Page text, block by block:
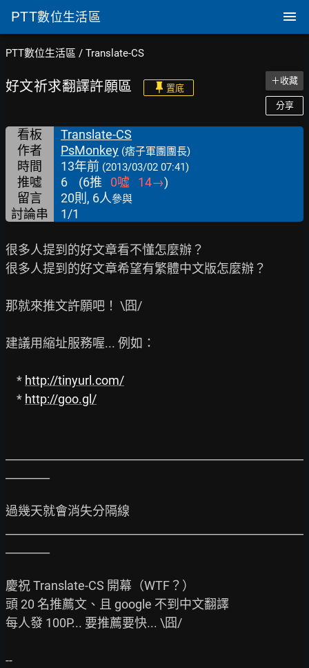
PTT數位生活區
PTT數位生活區 / Translate-CS
好文祈求翻譯許願區 置底
＋收藏
分享
看板
Translate-CS
作者
PsMonkey (痞子軍團團長)
時間 13年前 (2013/03/02 07:41)
推噓 6 (6推 0噓 14→)
留言
20則, 6人參與
討論串 1/1
很多人提到的好文章看不懂怎麼辦？
很多人提到的好文章希望有繁體中文版怎麼辦？
那就來推文許願吧！ \囧/
建議用縮址服務喔... 例如：
    *
http://tinyurl.com/
    *
http://goo.gl/
過幾天就會消失分隔線
慶祝 Translate-CS 開幕（WTF？）
頭 20 名推薦文、且 google 不到中文翻譯
每人發 100P... 要推薦要快... \囧/
--